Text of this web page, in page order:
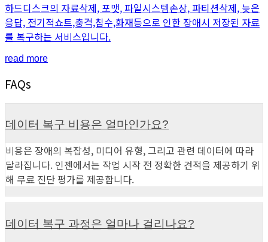
하드디스크의 자료삭제, 포맷, 파일시스템손상, 파티션삭제, 늦은
응답, 전기적쇼트,충격,침수,화재등으로 인한 장애시 저장된 자료
를 복구하는 서비스입니다.
read more
FAQs
데이터 복구 비용은 얼마인가요?
비용은 장애의 복잡성, 미디어 유형, 그리고 관련 데이터에 따라
달라집니다. 인젠에서는 작업 시작 전 정확한 견적을 제공하기 위
해 무료 진단 평가를 제공합니다.
데이터 복구 과정은 얼마나 걸리나요?